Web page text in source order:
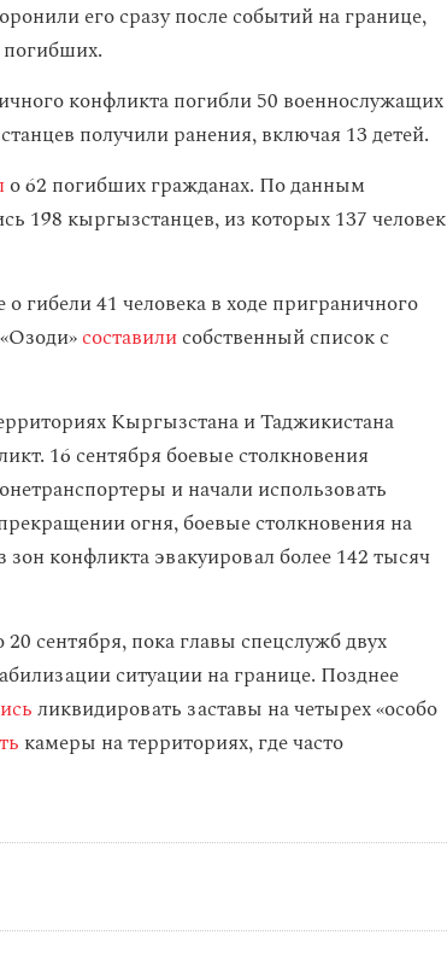
его сразу после событий на границе,
погибших.
конфликта погибли 50 военнослужащих
получили ранения, включая 13 детей.
о 62 погибших гражданах. По данным
198 кыргызстанцев, из которых 137 человек
гибели 41 человека в ходе приграничного
составилисобственный список с
Кыргызстана и Таджикистана
16 сентября боевые столкновения
и начали использовать
огня, боевые столкновения на
конфликта эвакуировал более 142 тысяч
сентября, пока главы спецслужб двух
ситуации на границе. Позднее
ликвидировать заставы на четырех «особо
камеры на территориях, где часто